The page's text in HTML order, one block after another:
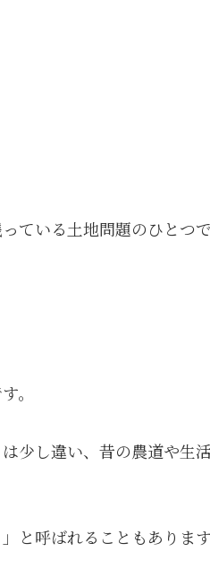
ている土地問題のひとつで
。
少し違い、昔の農道や生
と呼ばれることもあります